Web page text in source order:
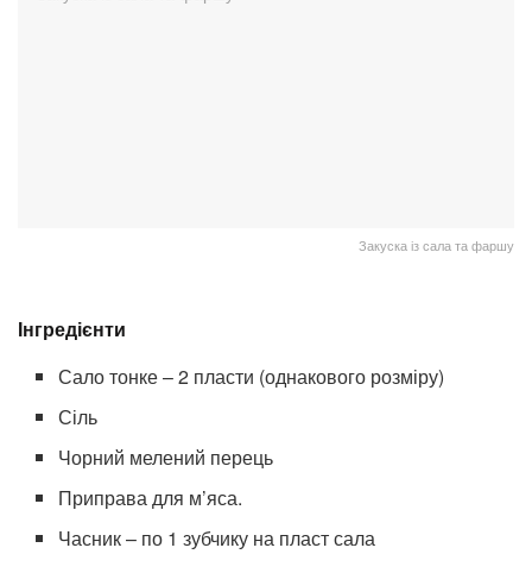
Закуска із сала та фаршу
Інгредієнти
Сало тонке – 2 пласти (однакового розміру)
Сіль
Чорний мелений перець
Приправа для м’яса.
Часник – по 1 зубчику на пласт сала